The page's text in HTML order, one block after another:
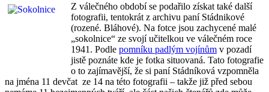
Z válečného období se podařilo získat také další
fotografii, tentokrát z archivu paní Stádnikové
(rozené. Bláhové). Na fotce jsou zachycené malé
„sokolnice“ ze svojí učitelkou ve válečném roce
1941. Podle pomníku padlým vojínům v pozadí
jistě poznáte kde je fotka situovaná. Tato fotografie
o to zajímavější, že si paní Stádníková vzpomněla
na jména 11 devčat ze 14 na této fotografii – takže již před sebou